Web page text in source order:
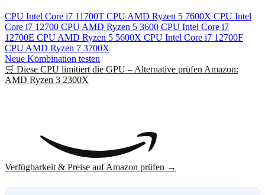
CPU Intel Core i7 11700T CPU AMD Ryzen 5 7600X CPU Intel
Core i7 12700 CPU AMD Ryzen 5 3600 CPU Intel Core i7
12700E CPU AMD Ryzen 5 5600X CPU Intel Core i7 12700F
CPU AMD Ryzen 7 3700X
Neue Kombination testen
🛒 Diese CPU limitiert die GPU – Alternative prüfen Amazon:
AMD Ryzen 3 2300X
Verfügbarkeit & Preise auf Amazon prüfen →